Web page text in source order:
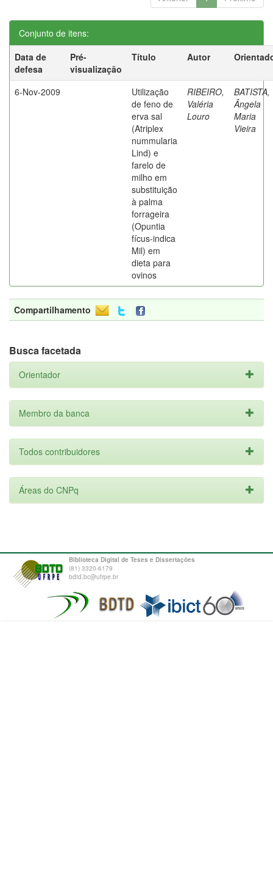
Conjunto de itens:
Data de
defesa
Pré-
visualização
Título Autor
6-Nov-2009
Utilização
de feno de
erva sal
(Atriplex
nummularia
Lind) e
farelo de
milho em
substituição
à palma
forrageira
(Opuntia
fícus-indica
Mil) em
dieta para
ovinos
RIBEIRO,
Valéria
Louro
BATISTA,
Ângela
Maria
Vieira
Compartilhamento
Busca facetada
Orientador
Membro da banca
Todos contribuidores
Áreas do CNPq
Biblioteca Digital de Teses e Dissertações
(81) 3320-6179
bdtd.bc@ufrpe.br